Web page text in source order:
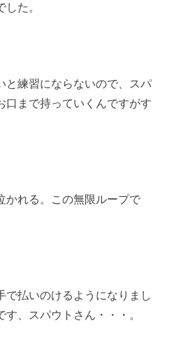
た。
と練習にならないので、スパ
口まで持っていくんですがす
かれる。この無限ループで
払いのけるようになりまし
、スパウトさん・・・。